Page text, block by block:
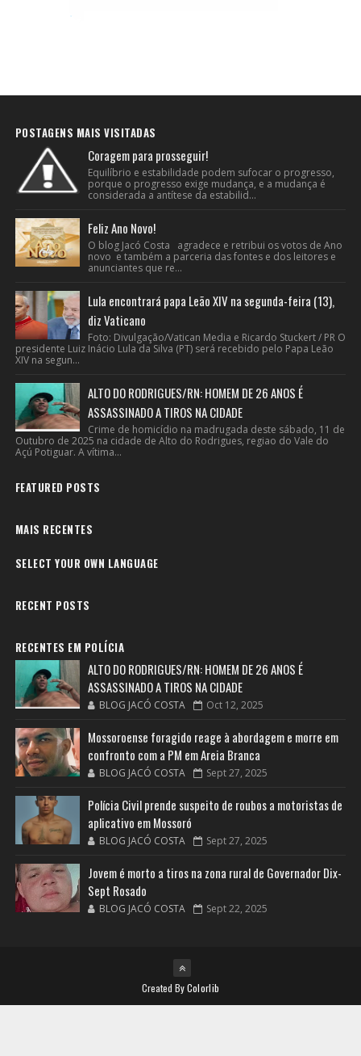
POSTAGENS MAIS VISITADAS
Coragem para prosseguir!
Equilíbrio e estabilidade podem sufocar o progresso,
porque o progresso exige mudança, e a mudança é
considerada a antítese da estabilid...
Feliz Ano Novo!
O blog Jacó Costa agradece e retribui os votos de Ano
novo e também a parceria das fontes e dos leitores e
anunciantes que re...
Lula encontrará papa Leão XIV na segunda-feira (13),
diz Vaticano
Foto: Divulgação/Vatican Media e Ricardo Stuckert / PR O
presidente Luiz Inácio Lula da Silva (PT) será recebido pelo Papa Leão
XIV na segun...
ALTO DO RODRIGUES/RN: HOMEM DE 26 ANOS É
ASSASSINADO A TIROS NA CIDADE
Crime de homicídio na madrugada deste sábado, 11 de
Outubro de 2025 na cidade de Alto do Rodrigues, regiao do Vale do
Açú Potiguar. A vítima...
FEATURED POSTS
MAIS RECENTES
SELECT YOUR OWN LANGUAGE
RECENT POSTS
RECENTES EM POLÍCIA
ALTO DO RODRIGUES/RN: HOMEM DE 26 ANOS É
ASSASSINADO A TIROS NA CIDADE
BLOG JACÓ COSTA Oct 12, 2025
Mossoroense foragido reage à abordagem e morre em
confronto com a PM em Areia Branca
BLOG JACÓ COSTA Sept 27, 2025
Polícia Civil prende suspeito de roubos a motoristas de
aplicativo em Mossoró
BLOG JACÓ COSTA Sept 27, 2025
Jovem é morto a tiros na zona rural de Governador Dix-
Sept Rosado
BLOG JACÓ COSTA Sept 22, 2025
Created ByColorlib